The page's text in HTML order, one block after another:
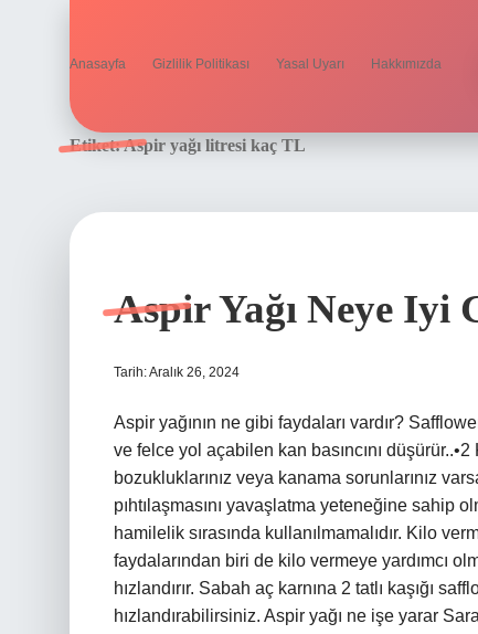
Anasayfa Gizlilik Politikası Yasal Uyarı Hakkımızda
Etiket:Aspir yağı litresi kaç TL
Aspir Yağı Neye Iyi
Tarih: Aralık 26, 2024
Aspir yağının ne gibi faydaları vardır?
ve felce yol açabilen kan basıncını
bozukluklarınız veya kanama sorunlarınız
pıhtılaşmasını yavaşlatma yeteneğine sahip
hamilelik sırasında kullanılmamalıdır. Kilo
faydalarından biri de kilo vermeye yardımcı
hızlandırır. Sabah aç karnına 2 tatlı kaşığı
hızlandırabilirsiniz. Aspir yağı ne işe yarar